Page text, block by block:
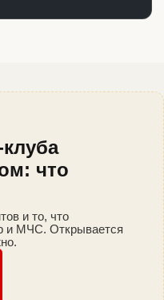
что
и то, что
и МЧС. Открывается